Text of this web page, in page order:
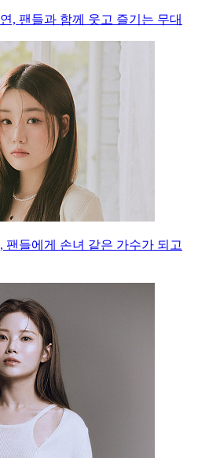
, 팬들과 함께 웃고 즐기는 무대
팬들에게 손녀 같은 가수가 되고